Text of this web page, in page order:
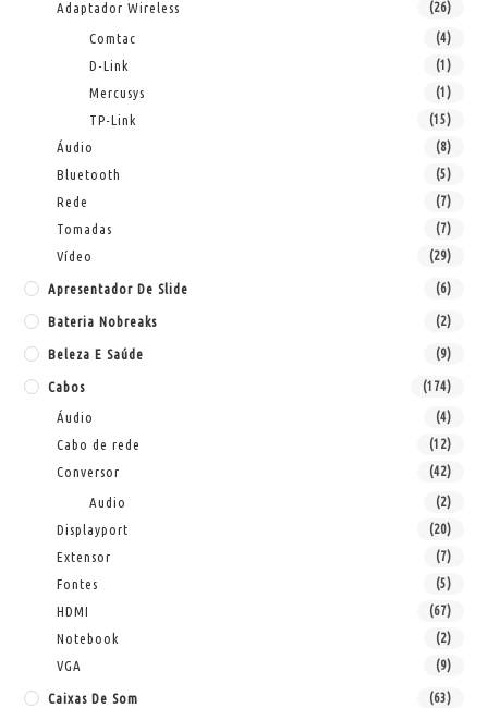
Adaptador Wireless (26)
Comtac (4)
D-Link (1)
Mercusys (1)
TP-Link (15)
Áudio (8)
Bluetooth (5)
Rede (7)
Tomadas (7)
Vídeo (29)
Apresentador De Slide (6)
Bateria Nobreaks (2)
Beleza E Saúde (9)
Cabos (174)
Áudio (4)
Cabo de rede (12)
Conversor (42)
Audio (2)
Displayport (20)
Extensor (7)
Fontes (5)
HDMI (67)
Notebook (2)
VGA (9)
Caixas De Som (63)